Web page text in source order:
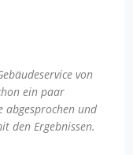
von
ein paar
abgesprochen und
den Ergebnissen.